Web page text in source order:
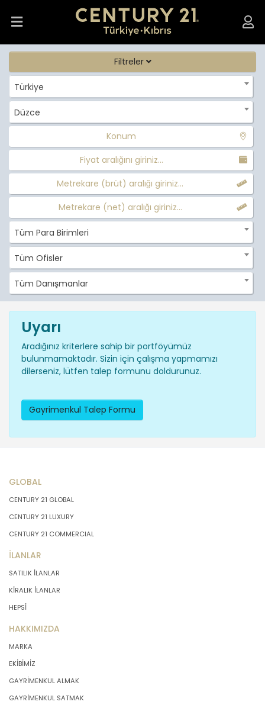
Filtreler
Türkiye
Düzce
Konum
Fiyat aralığını giriniz...
Metrekare (brüt) aralığı giriniz...
Metrekare (net) aralığı giriniz...
Tüm Para Birimleri
Tüm Ofisler
Tüm Danışmanlar
Uyarı
Aradığınız kriterlere sahip bir portföyümüz
bulunmamaktadır. Sizin için çalışma yapmamızı
dilerseniz, lütfen talep formunu doldurunuz.
Gayrimenkul Talep Formu
GLOBAL
CENTURY 21 GLOBAL
CENTURY 21 LUXURY
CENTURY 21 COMMERCIAL
İLANLAR
SATILIK İLANLAR
KİRALIK İLANLAR
HEPSİ
HAKKIMIZDA
MARKA
EKİBİMİZ
GAYRİMENKUL ALMAK
GAYRİMENKUL SATMAK